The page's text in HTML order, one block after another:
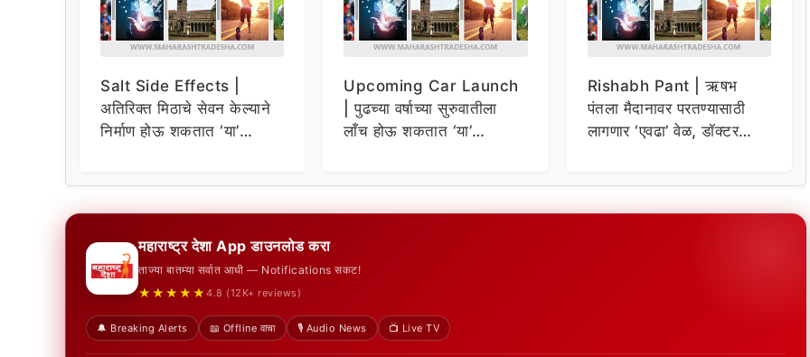
Salt Side Effects |
अतिरिक्त मिठाचे सेवन केल्याने
निर्माण होऊ शकतात ‘या’
Upcoming Car Launch
| पुढच्या वर्षाच्या सुरुवातीला
लाँच होऊ शकतात ‘या’
Rishabh Pant | ऋषभ
पंतला मैदानावर परतण्यासाठी
लागणार ‘एवढा’ वेळ, डॉक्टर
महाराष्ट्र देशा App डाउनलोड करा
ताज्या बातम्या सर्वात आधी — Notifications सकट!
★★★★★ 4.8 (12K+ reviews)
🔔 Breaking Alerts 📖 Offline वाचा 🎙️ Audio News 📺 Live TV